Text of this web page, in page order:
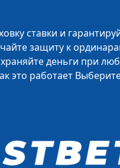
ставки и
защиту к
деньги при
это работает